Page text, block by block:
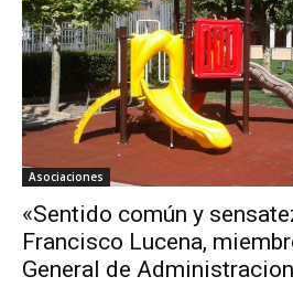
Asociaciones
«Sentido común y
Francisco Lucena,
General de